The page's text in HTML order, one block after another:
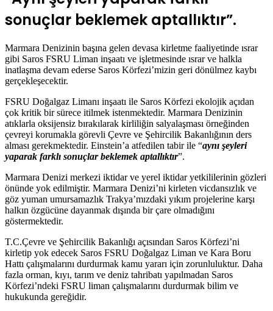
sonuçlar beklemek aptallıktır”.
Marmara Denizinin başına gelen devasa kirletme faaliyetinde ısrar
gibi Saros FSRU Liman inşaatı ve işletmesinde ısrar ve halkla
inatlaşma devam ederse Saros Körfezi’mizin geri dönülmez kaybı
gerçekleşecektir.
FSRU Doğalgaz Limanı inşaatı ile Saros Körfezi ekolojik açıdan
çok kritik bir sürece itilmek istenmektedir. Marmara Denizinin
atıklarla oksijensiz bırakılarak kirliliğin salyalaşması örneğinden
çevreyi korumakla görevli Çevre ve Şehircilik Bakanlığının ders
alması gerekmektedir. Einstein’a atfedilen tabir ile “aynı şeyleri
yaparak farklı sonuçlar beklemek aptallıktır”.
Marmara Denizi merkezi iktidar ve yerel iktidar yetkililerinin gözleri
önünde yok edilmiştir. Marmara Denizi’ni kirleten vicdansızlık ve
göz yuman umursamazlık Trakya’mızdaki yıkım projelerine karşı
halkın özgücüne dayanmak dışında bir çare olmadığını
göstermektedir.
T.C.Çevre ve Şehircilik Bakanlığı açısından Saros Körfezi’ni
kirletip yok edecek Saros FSRU Doğalgaz Liman ve Kara Boru
Hattı çalışmalarını durdurmak kamu yararı için zorunluluktur. Daha
fazla orman, kıyı, tarım ve deniz tahribatı yapılmadan Saros
Körfezi’ndeki FSRU liman çalışmalarını durdurmak bilim ve
hukukunda gereğidir.